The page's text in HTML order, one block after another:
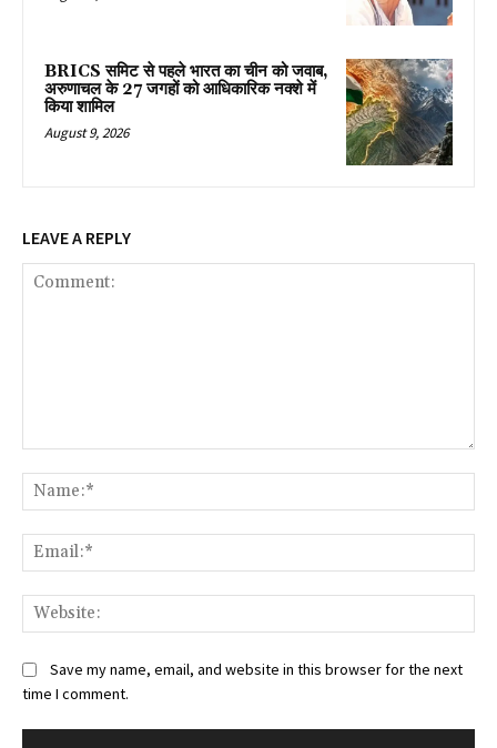
BRICS समिट से पहले भारत का चीन को जवाब,
अरुणाचल के 27 जगहों को आधिकारिक नक्शे में
किया शामिल
August 9, 2026
LEAVE A REPLY
Save my name, email, and website in this browser for the next
time I comment.